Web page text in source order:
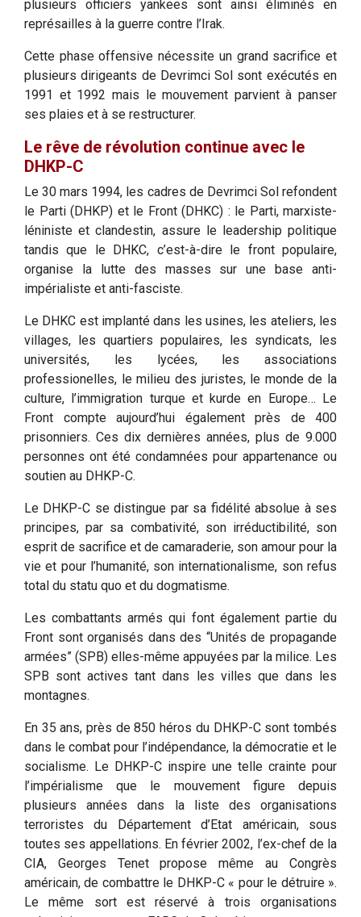
plusieurs officiers yankees sont ainsi éliminés en
représailles à la guerre contre l’Irak.
Cette phase offensive nécessite un grand sacrifice et
plusieurs dirigeants de Devrimci Sol sont exécutés en
1991 et 1992 mais le mouvement parvient à panser
ses plaies et à se restructurer.
Le rêve de révolution continue avec le
DHKP-C
Le 30 mars 1994, les cadres de Devrimci Sol refondent
le Parti (DHKP) et le Front (DHKC) : le Parti, marxiste-
léniniste et clandestin, assure le leadership politique
tandis que le DHKC, c’est-à-dire le front populaire,
organise la lutte des masses sur une base anti-
impérialiste et anti-fasciste.
Le DHKC est implanté dans les usines, les ateliers, les
villages, les quartiers populaires, les syndicats, les
universités, les lycées, les associations
professionelles, le milieu des juristes, le monde de la
culture, l’immigration turque et kurde en Europe… Le
Front compte aujourd’hui également près de 400
prisonniers. Ces dix dernières années, plus de 9.000
personnes ont été condamnées pour appartenance ou
soutien au DHKP-C.
Le DHKP-C se distingue par sa fidélité absolue à ses
principes, par sa combativité, son irréductibilité, son
esprit de sacrifice et de camaraderie, son amour pour la
vie et pour l’humanité, son internationalisme, son refus
total du statu quo et du dogmatisme.
Les combattants armés qui font également partie du
Front sont organisés dans des “Unités de propagande
armées” (SPB) elles-même appuyées par la milice. Les
SPB sont actives tant dans les villes que dans les
montagnes.
En 35 ans, près de 850 héros du DHKP-C sont tombés
dans le combat pour l’indépendance, la démocratie et le
socialisme. Le DHKP-C inspire une telle crainte pour
l’impérialisme que le mouvement figure depuis
plusieurs années dans la liste des organisations
terroristes du Département d’Etat américain, sous
toutes ses appellations. En février 2002, l’ex-chef de la
CIA, Georges Tenet propose même au Congrès
américain, de combattre le DHKP-C « pour le détruire ».
Le même sort est réservé à trois organisations